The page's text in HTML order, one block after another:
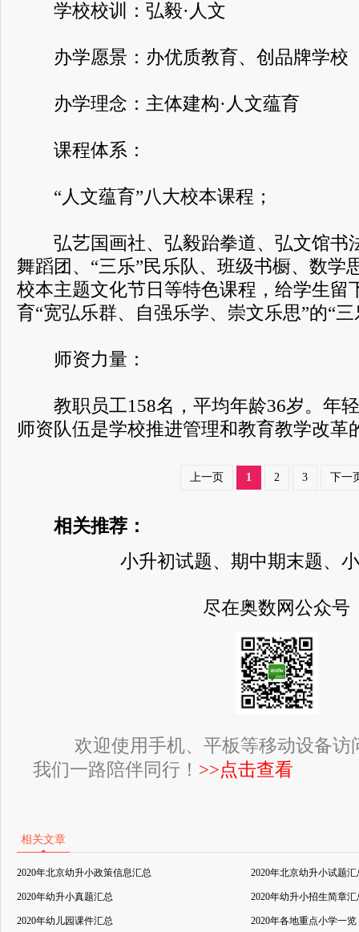
学校校训：弘毅·人文
办学愿景：办优质教育、创品牌学校
办学理念：主体建构·人文蕴育
课程体系：
“人文蕴育”八大校本课程；
弘艺国画社、弘毅跆拳道、弘文馆书
舞蹈团、“三乐”民乐队、班级书橱、数学
校本主题文化节日等特色课程，给学生留
育“宽弘乐群、自强乐学、崇文乐思”的“三
师资力量：
教职员工158名，平均年龄36岁。年
师资队伍是学校推进管理和教育教学改革
上一页 1 2 3 下一
相关推荐：
小升初试题、期中期末题、
尽在奥数网公众号
欢迎使用手机、平板等移动设备访
我们一路陪伴同行！ >>点击查看
相关文章
2020年北京幼升小政策信息汇总 2020年北京幼升小试题汇
2020年幼升小真题汇总 2020年幼升小招生简章汇
2020年幼儿园课件汇总 2020年各地重点小学一览